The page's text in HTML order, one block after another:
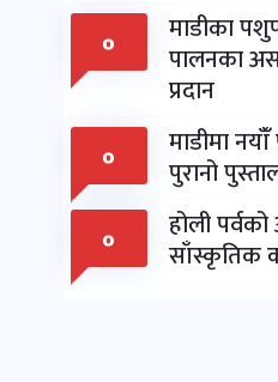
०
माडीका
पालनका
प्रदान
०
माडीमा
पुरानो
०
होली
साँस्कृतिक